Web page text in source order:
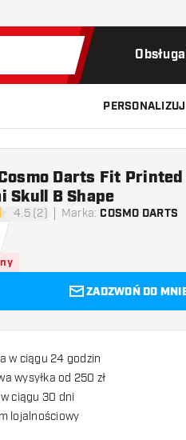
PERSONALIZUJ
oceny
4.5 (2) Marka: COSMO DARTS
Darts Fit
Skull B Shape
ZADZWOŃ DO
w ciągu 24 godzin
wysyłka od 250 zł
ciągu 30 dni
lojalnościowy